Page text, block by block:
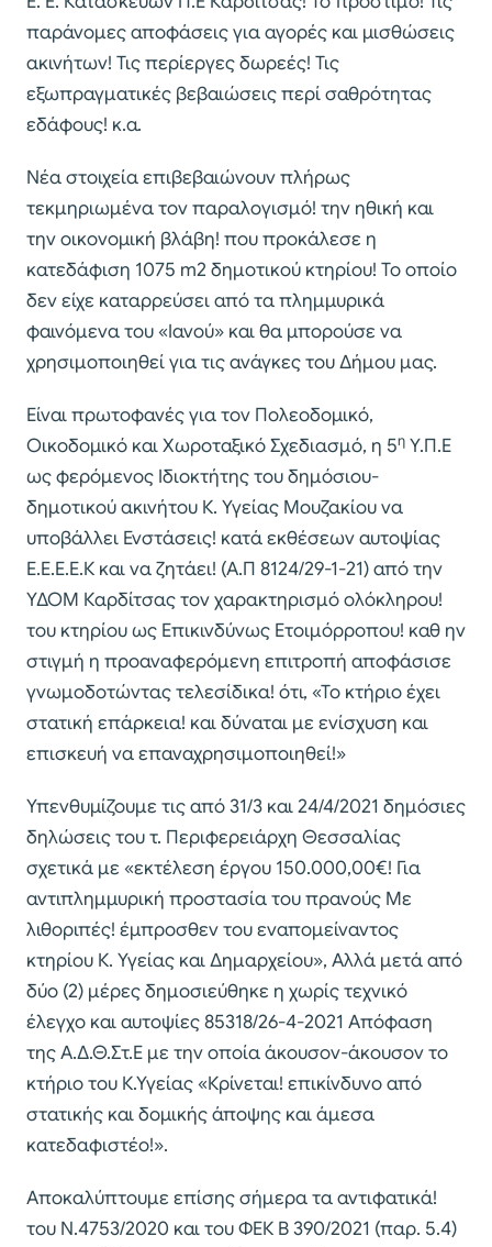
παράνομες αποφάσεις για αγορές και μισθώσεις
ακινήτων! Τις περίεργες δωρεές! Τις
εξωπραγματικές βεβαιώσεις περί σαθρότητας
εδάφους! κ.α.
Νέα στοιχεία επιβεβαιώνουν πλήρως
τεκμηριωμένα τον παραλογισμό! την ηθική και
την οικονομική βλάβη! που προκάλεσε η
κατεδάφιση 1075 m2 δημοτικού κτηρίου! Το οποίο
δεν είχε καταρρεύσει από τα πλημμυρικά
φαινόμενα του «Ιανού» και θα μπορούσε να
χρησιμοποιηθεί για τις ανάγκες του Δήμου μας.
Είναι πρωτοφανές για τον Πολεοδομικό,
Οικοδομικό και Χωροταξικό Σχεδιασμό, η 5η Υ.Π.Ε
ως φερόμενος Ιδιοκτήτης του δημόσιου-
δημοτικού ακινήτου Κ. Υγείας Μουζακίου να
υποβάλλει Ενστάσεις! κατά εκθέσεων αυτοψίας
Ε.Ε.Ε.Ε.Κ και να ζητάει! (Α.Π 8124/29-1-21) από την
ΥΔΟΜ Καρδίτσας τον χαρακτηρισμό ολόκληρου!
του κτηρίου ως Επικινδύνως Ετοιμόρροπου! καθ ην
στιγμή η προαναφερόμενη επιτροπή αποφάσισε
γνωμοδοτώντας τελεσίδικα! ότι, «Το κτήριο έχει
στατική επάρκεια! και δύναται με ενίσχυση και
επισκευή να επαναχρησιμοποιηθεί!»
Υπενθυμίζουμε τις από 31/3 και 24/4/2021 δημόσιες
δηλώσεις του τ. Περιφερειάρχη Θεσσαλίας
σχετικά με «εκτέλεση έργου 150.000,00€! Για
αντιπλημμυρική προστασία του πρανούς Με
λιθοριπές! έμπροσθεν του εναπομείναντος
κτηρίου Κ. Υγείας και Δημαρχείου», Αλλά μετά από
δύο (2) μέρες δημοσιεύθηκε η χωρίς τεχνικό
έλεγχο και αυτοψίες 85318/26-4-2021 Απόφαση
της Α.Δ.Θ.Στ.Ε με την οποία άκουσον-άκουσον το
κτήριο του Κ.Υγείας «Κρίνεται! επικίνδυνο από
στατικής και δομικής άποψης και άμεσα
κατεδαφιστέο!».
Αποκαλύπτουμε επίσης σήμερα τα αντιφατικά!
του Ν.4753/2020 και του ΦΕΚ Β 390/2021 (παρ. 5.4)